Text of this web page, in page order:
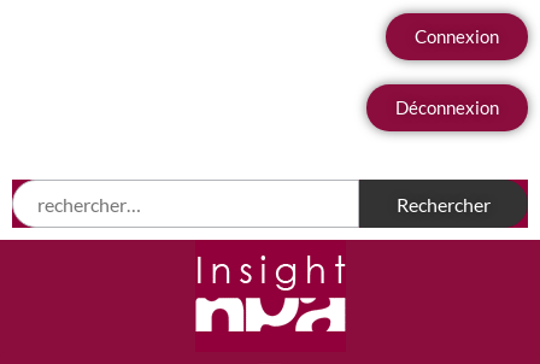
Connexion
Déconnexion